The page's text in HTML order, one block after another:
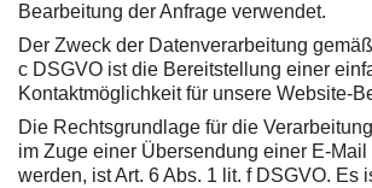
Bearbeitung der Anfrage verwendet.
Der Zweck der Datenverarbeitung
c DSGVO ist die Bereitstellung einer
Kontaktmöglichkeit für unsere Website-
Die Rechtsgrundlage für die
im Zuge einer Übersendung einer E-Mail
werden, ist Art. 6 Abs. 1 lit. f DSGVO. Es